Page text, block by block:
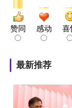
赞同 感动 喜
最新推荐